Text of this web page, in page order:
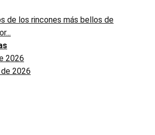
de los rincones más bellos de
2026
2026